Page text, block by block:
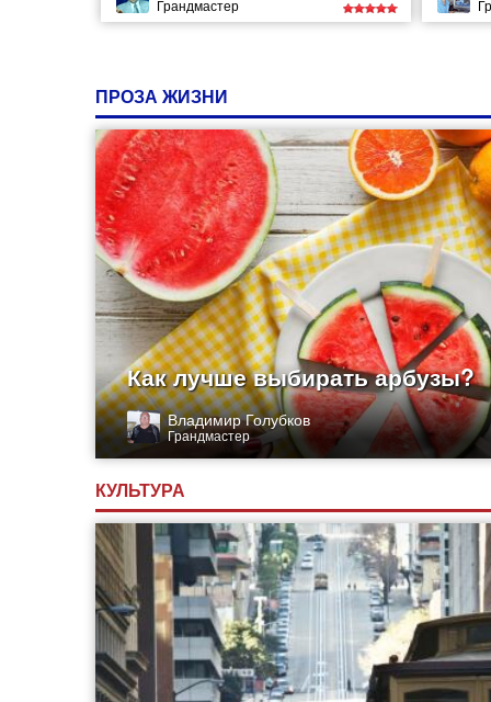
Грандмастер
ПРОЗА ЖИЗНИ
Как лучше выбирать арбузы?
Владимир Голубков
Грандмастер
КУЛЬТУРА